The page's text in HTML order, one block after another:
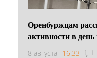
Оренбуржцам
активности в
8 августа 16:33